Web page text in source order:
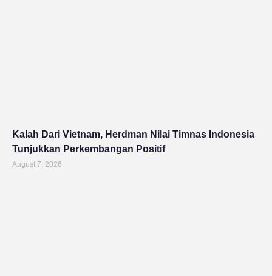
Kalah Dari Vietnam, Herdman Nilai Timnas Indonesia
Tunjukkan Perkembangan Positif
August 7, 2026